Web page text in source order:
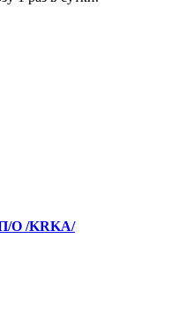
О /KRKA/